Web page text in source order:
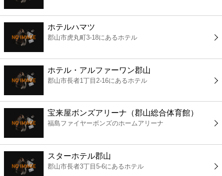
スーパー
エンタメ
レジャー
書店
ファミレス
ファーストフード
カフェ
ホテルハマツ
郡山市虎丸町3-18にあるホテル
ホテル・アルファーワン郡山
郡山市長者1丁目2-16にあるホテル
宝来屋ボンズアリーナ（郡山総合体育館）
福島ファイヤーボンズのホームアリーナ
スターホテル郡山
郡山市長者3丁目5-6にあるホテル